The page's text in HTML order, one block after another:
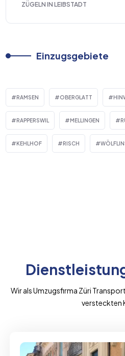
ZÜGELN IN LEIBSTADT
Einzugsgebiete
RAMSEN OBERGLATT
RAPPERSWIL MELLINGEN
KEHLHOF RISCH
Wir als Umzugsfirma Züri
versteckten